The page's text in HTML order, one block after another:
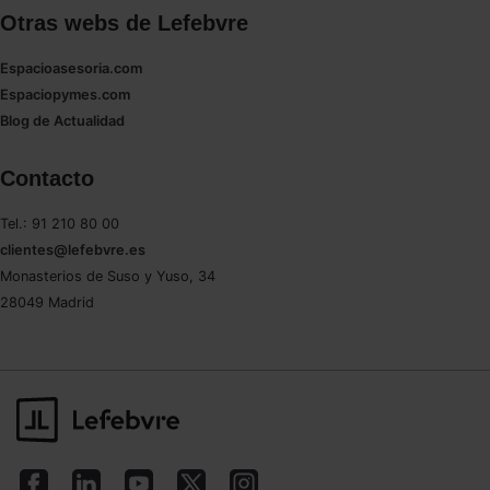
Otras webs de Lefebvre
Espacioasesoria.com
Espaciopymes.com
Blog de Actualidad
Contacto
Tel.: 91 210 80 00
clientes@lefebvre.es
Monasterios de Suso y Yuso, 34
28049 Madrid